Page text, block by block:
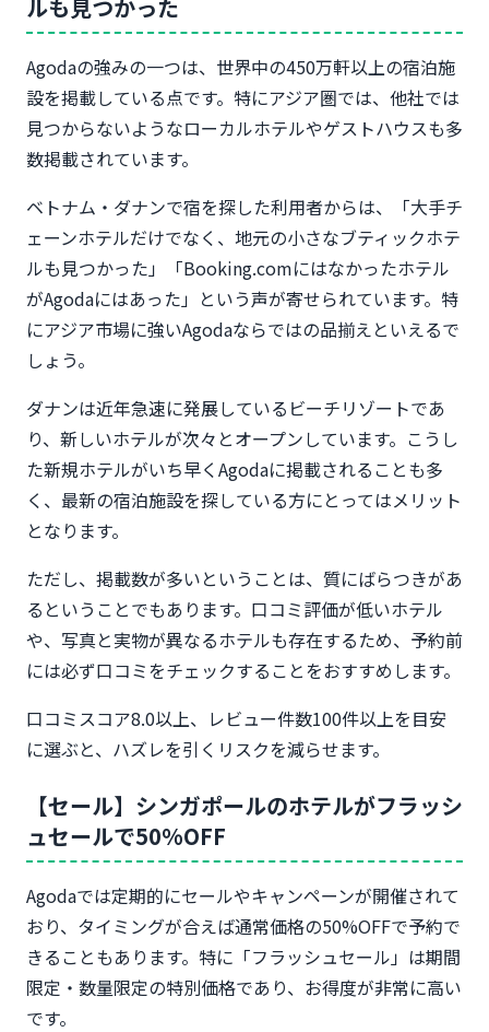
ルも見つかった
Agodaの強みの一つは、世界中の450万軒以上の宿泊施
設を掲載している点です。特にアジア圏では、他社では
見つからないようなローカルホテルやゲストハウスも多
数掲載されています。
ベトナム・ダナンで宿を探した利用者からは、「大手チ
ェーンホテルだけでなく、地元の小さなブティックホテ
ルも見つかった」「Booking.comにはなかったホテル
がAgodaにはあった」という声が寄せられています。特
にアジア市場に強いAgodaならではの品揃えといえるで
しょう。
ダナンは近年急速に発展しているビーチリゾートであ
り、新しいホテルが次々とオープンしています。こうし
た新規ホテルがいち早くAgodaに掲載されることも多
く、最新の宿泊施設を探している方にとってはメリット
となります。
ただし、掲載数が多いということは、質にばらつきがあ
るということでもあります。口コミ評価が低いホテル
や、写真と実物が異なるホテルも存在するため、予約前
には必ず口コミをチェックすることをおすすめします。
口コミスコア8.0以上、レビュー件数100件以上を目安
に選ぶと、ハズレを引くリスクを減らせます。
【セール】シンガポールのホテルがフラッシ
ュセールで50%OFF
Agodaでは定期的にセールやキャンペーンが開催されて
おり、タイミングが合えば通常価格の50%OFFで予約で
きることもあります。特に「フラッシュセール」は期間
限定・数量限定の特別価格であり、お得度が非常に高い
です。